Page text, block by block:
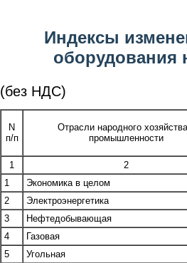
Индексы
оборудования
(без НДС)
N
п/п
Отрасли народного
промышленности
1
2
1
Экономика в целом
2
Электроэнергетика
3
Нефтедобывающая
4
Газовая
5
Угольная